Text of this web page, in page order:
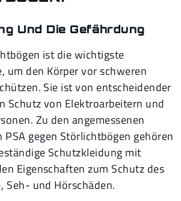
Und Die Gefährdung
ist die wichtigste
um den Körper vor schweren
Sie ist von entscheidender
Schutz von Elektroarbeitern und
Zu den angemessenen
gegen Störlichtbögen gehören
Schutzkleidung mit
Eigenschaften zum Schutz des
Seh- und Hörschäden.